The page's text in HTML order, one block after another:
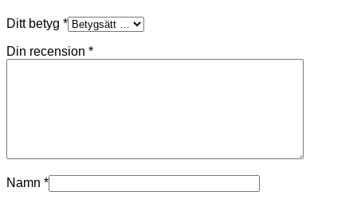
Ditt betyg *
Din recension *
Namn *